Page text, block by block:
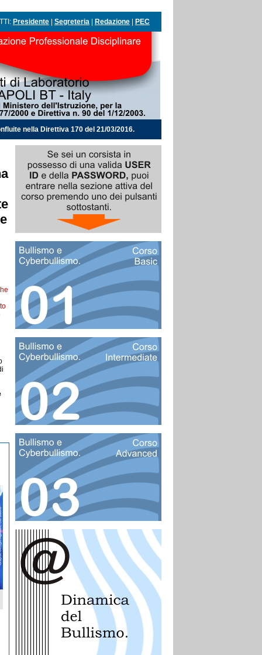
Presidente Segreteria Redazione PEC
nella Direttiva 170 del 21/03/2016.